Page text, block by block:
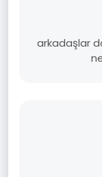
arkadaşlar